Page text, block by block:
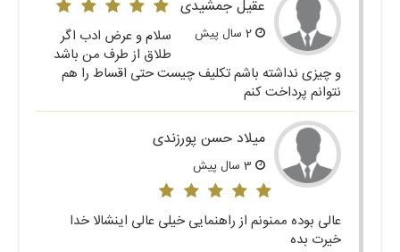
عقیل جمشیدی
سلام و عرض ادب اگر
طلاق از طرف من باشد
و چیزی نداشته باشم تکلیف چیست حتی اقساط را هم
نتوانم پرداخت کنم
میلاد حسن پورزندی
عالی بوده ممنونم از راهنمایی خیلی عالی اینشالا خدا
خیرت بده